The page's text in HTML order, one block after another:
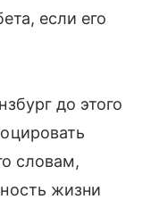
если его
до этого
словам,
жизни